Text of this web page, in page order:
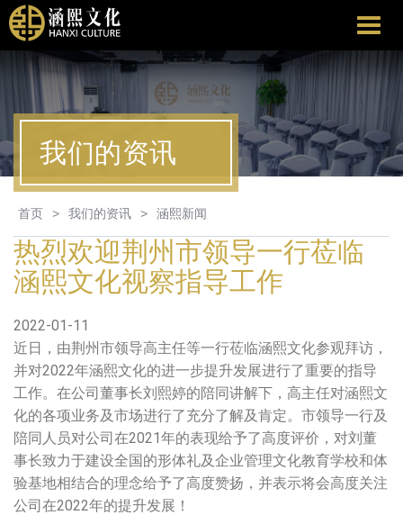
涵
化
我们的资讯
首页 > 我们的资讯 > 涵熙新闻
热烈欢迎荆州市领导一行莅临
涵熙文化视察指导工作
2022-01-11
近日，由荆州市领导高主任等一行莅临涵熙文化参观拜访，
并对2022年涵熙文化的进一步提升发展进行了重要的指导
工作。在公司董事长刘熙婷的陪同讲解下，高主任对涵熙文
化的各项业务及市场进行了充分了解及肯定。市领导一行及
陪同人员对公司在2021年的表现给予了高度评价，对刘董
事长致力于建设全国的形体礼及企业管理文化教育学校和体
验基地相结合的理念给予了高度赞扬，并表示将会高度关注
公司在2022年的提升发展！